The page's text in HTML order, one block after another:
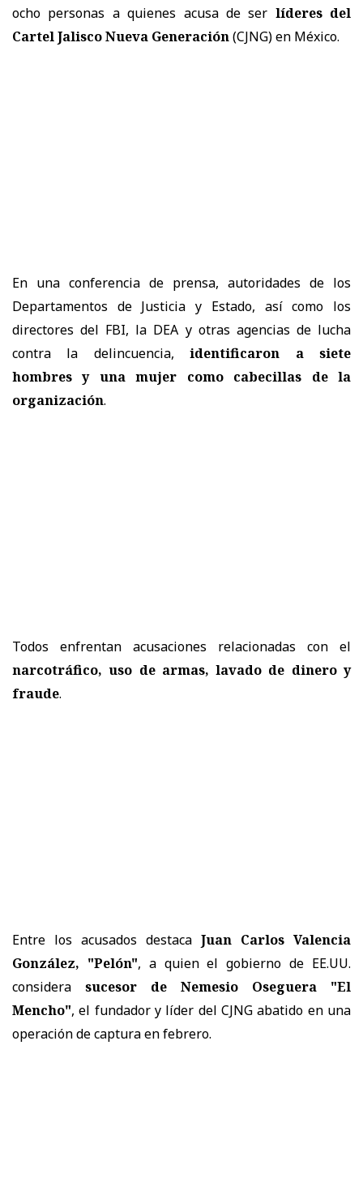
ocho personas a quienes acusa de ser líderes del
Cartel Jalisco Nueva Generación(CJNG) en México.
En una conferencia de prensa, autoridades de los
Departamentos de Justicia y Estado, así como los
directores del FBI, la DEA y otras agencias de lucha
contra la delincuencia,identificaron a siete
hombres y una mujer como cabecillas de la
organización.
Todos enfrentan acusaciones relacionadas con el
narcotráfico, uso de armas, lavado de dinero y
fraude.
Entre los acusados destaca Juan Carlos Valencia
González, "Pelón", a quien el gobierno de EE.UU.
considera sucesor de Nemesio Oseguera "El
Mencho", el fundador y líder del CJNG abatido en una
operación de captura en febrero.